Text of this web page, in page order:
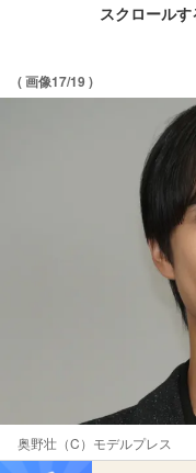
スクロール
( 画像17/19 )
奥野壮（C）モデルプレス